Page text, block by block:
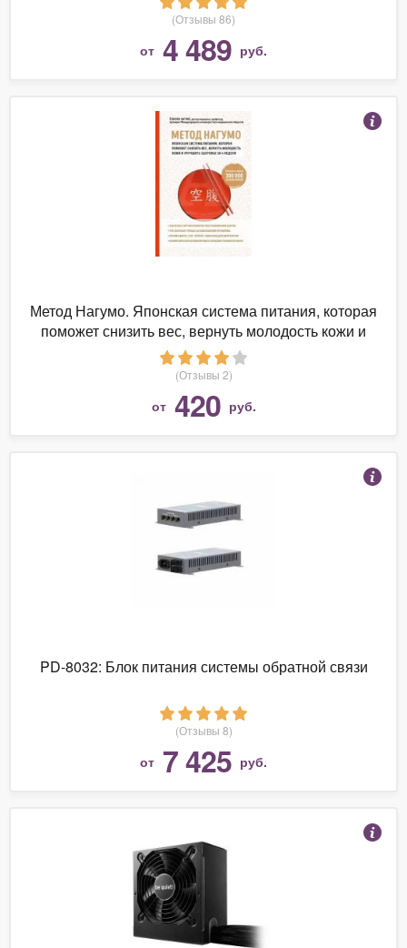
(Отзывы 86)
от 4 489 руб.
Метод Нагумо. Японская система питания, которая
поможет снизить вес, вернуть молодость кожи и
улучшить здоровье за 4 недели
(Отзывы 2)
от 420 руб.
PD-8032: Блок питания системы обратной связи
(Отзывы 8)
от 7 425 руб.